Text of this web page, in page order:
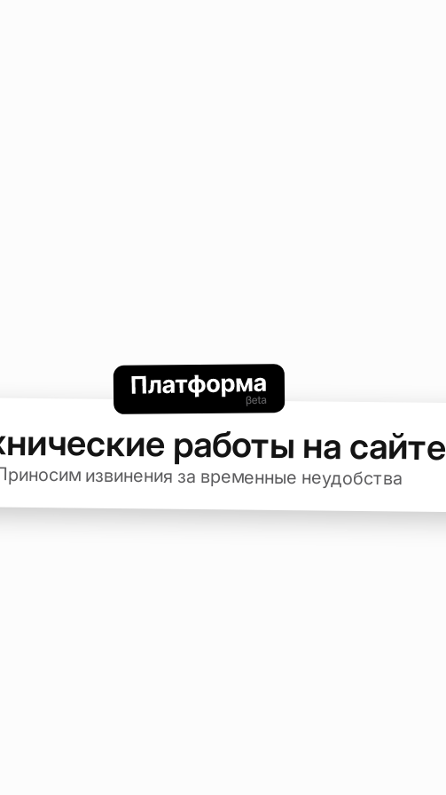
работы на сайте
извинения за временные неудобства